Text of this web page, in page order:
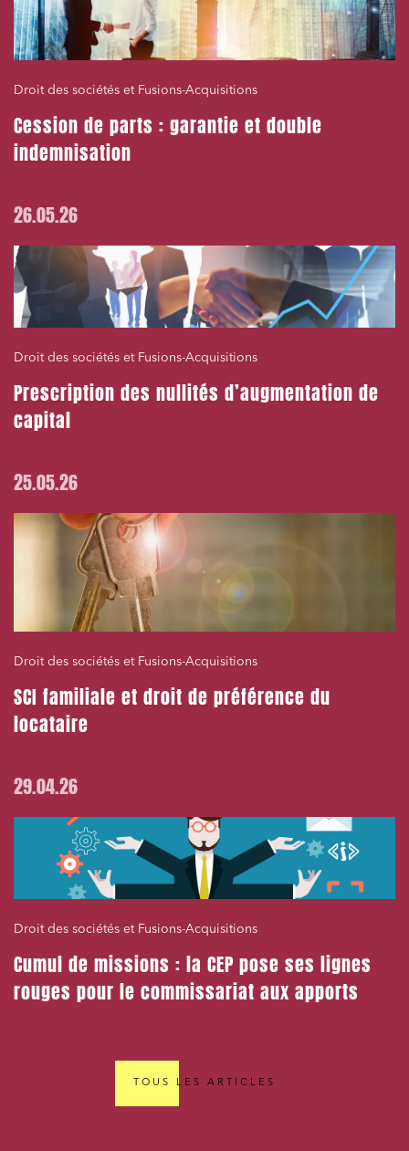
Droit des sociétés et Fusions-Acquisitions
Cession de parts : garantie et double
indemnisation
26.05.26
Droit des sociétés et Fusions-Acquisitions
Prescription des nullités d’augmentation de
capital
25.05.26
Droit des sociétés et Fusions-Acquisitions
SCI familiale et droit de préférence du
locataire
29.04.26
Droit des sociétés et Fusions-Acquisitions
Cumul de missions : la CEP pose ses lignes
rouges pour le commissariat aux apports
TOUS LES ARTICLES